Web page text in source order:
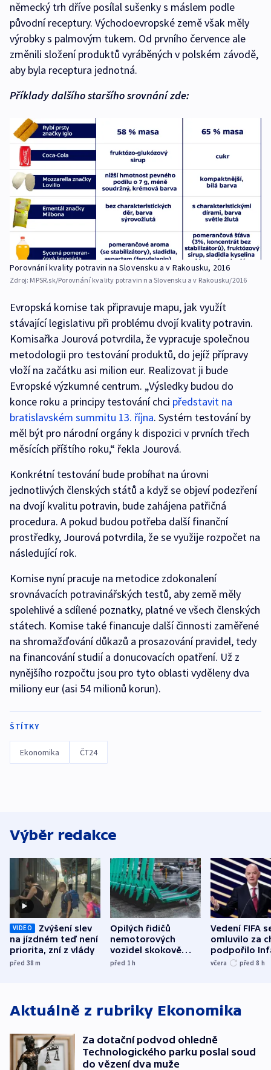
německý trh dříve posílal sušenky s máslem podle
původní receptury. Východoevropské země však měly
výrobky s palmovým tukem. Od prvního července ale
změnili složení produktů vyráběných v polském závodě,
aby byla receptura jednotná.
Příklady dalšího staršího srovnání zde:
Porovnání kvality potravin na Slovensku a v Rakousku, 2016
Zdroj: MPSR.sk/Porovnání kvality potravin na Slovensku a v Rakousku/2016
Evropská komise tak připravuje mapu, jak využít
stávající legislativu při problému dvojí kvality potravin.
Komisařka Jourová potvrdila, že vypracuje společnou
metodologii pro testování produktů, do jejíž přípravy
vloží na začátku asi milion eur. Realizovat ji bude
Evropské výzkumné centrum. „Výsledky budou do
konce roku a principy testování chci představit na
bratislavském summitu 13. října. Systém testování by
měl být pro národní orgány k dispozici v prvních třech
měsících příštího roku,“ řekla Jourová.
Konkrétní testování bude probíhat na úrovni
jednotlivých členských států a když se objeví podezření
na dvojí kvalitu potravin, bude zahájena patřičná
procedura. A pokud budou potřeba další finanční
prostředky, Jourová potvrdila, že se využije rozpočet na
následující rok.
Komise nyní pracuje na metodice zdokonalení
srovnávacích potravinářských testů, aby země měly
spolehlivé a sdílené poznatky, platné ve všech členských
státech. Komise také financuje další činnosti zaměřené
na shromažďování důkazů a prosazování pravidel, tedy
na financování studií a donucovacích opatření. Už z
nynějšího rozpočtu jsou pro tyto oblasti vyděleny dva
miliony eur (asi 54 milionů korun).
ŠTÍTKY
Ekonomika ČT24
Výběr redakce
VIDEO
Zvýšení slev
na jízdném teď není
priorita, zní z vlády
před 38m
Opilých řidičů
nemotorových
vozidel skokově
přibylo, nejvíc ve
před 1h
Vedení FIFA
omluvilo za
podpořilo
UEFA trvá na
včera před 8 h
Aktuálně z rubriky Ekonomika
Za dotační podvod ohledně
Technologického parku poslal soud
do vězení dva muže